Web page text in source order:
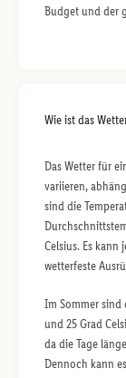
Budget und der
Wie ist das
Das Wetter für
variieren,
sind die
Celsius. Es kann
wetterfeste
Im Sommer sind
und 25 Grad
da die Tage
Dennoch kann